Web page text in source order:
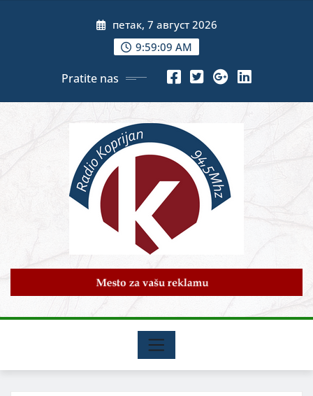
петак, 7 август 2026
9:59:11 AM
Pratite nas